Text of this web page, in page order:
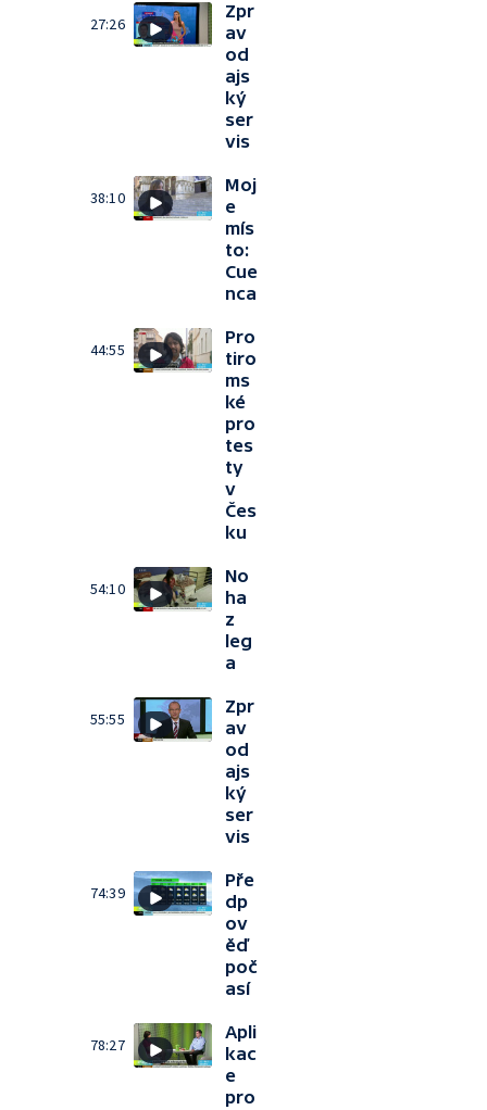
27:26
Zpr
av
od
ajs
ký
ser
vis
38:10
Moj
e
mís
to:
Cue
nca
44:55
Pro
tiro
ms
ké
pro
tes
ty
v
Čes
ku
54:10
No
ha
z
leg
a
55:55
Zpr
av
od
ajs
ký
ser
vis
74:39
Pře
dp
ov
ěď
poč
así
78:27
Apli
kac
e
pro